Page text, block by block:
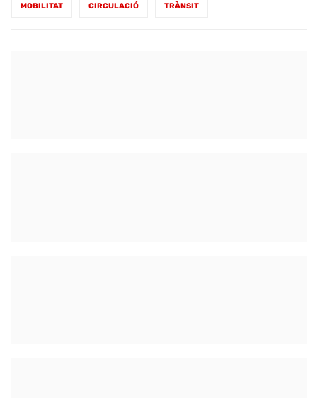
MOBILITAT CIRCULACIÓ TRÀNSIT